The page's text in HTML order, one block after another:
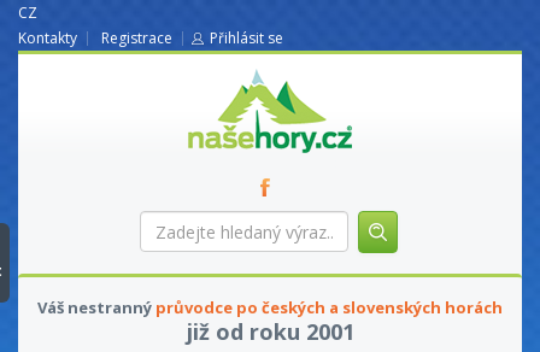
CZ
Kontakty
Registrace Přihlásit se
nasehory.cz
Zadejte
hledaný
Váš nestranný průvodce po českých a slovenských horách
již od roku 2001